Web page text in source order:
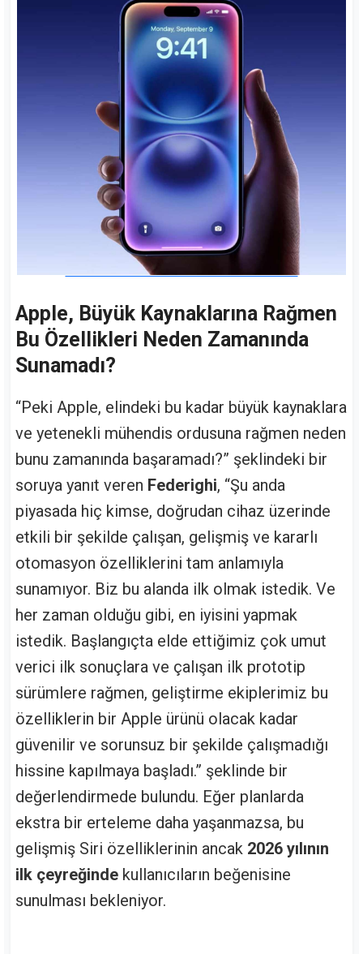
Apple, Büyük Kaynaklarına Rağmen
Bu Özellikleri Neden Zamanında
Sunamadı?
“Peki Apple, elindeki bu kadar büyük kaynaklara
ve yetenekli mühendis ordusuna rağmen neden
bunu zamanında başaramadı?” şeklindeki bir
soruya yanıt veren Federighi, “Şu anda
piyasada hiç kimse, doğrudan cihaz üzerinde
etkili bir şekilde çalışan, gelişmiş ve kararlı
otomasyon özelliklerini tam anlamıyla
sunamıyor. Biz bu alanda ilk olmak istedik. Ve
her zaman olduğu gibi, en iyisini yapmak
istedik. Başlangıçta elde ettiğimiz çok umut
verici ilk sonuçlara ve çalışan ilk prototip
sürümlere rağmen, geliştirme ekiplerimiz bu
özelliklerin bir Apple ürünü olacak kadar
güvenilir ve sorunsuz bir şekilde çalışmadığı
hissine kapılmaya başladı.” şeklinde bir
değerlendirmede bulundu. Eğer planlarda
ekstra bir erteleme daha yaşanmazsa, bu
gelişmiş Siri özelliklerinin ancak 2026 yılının
ilk çeyreğinde kullanıcıların beğenisine
sunulması bekleniyor.